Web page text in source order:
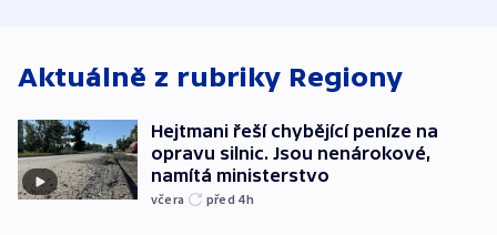
Aktuálně z rubriky Regiony
Hejtmani řeší chybějící peníze na
opravu silnic. Jsou nenárokové,
namítá ministerstvo
včera před 4h